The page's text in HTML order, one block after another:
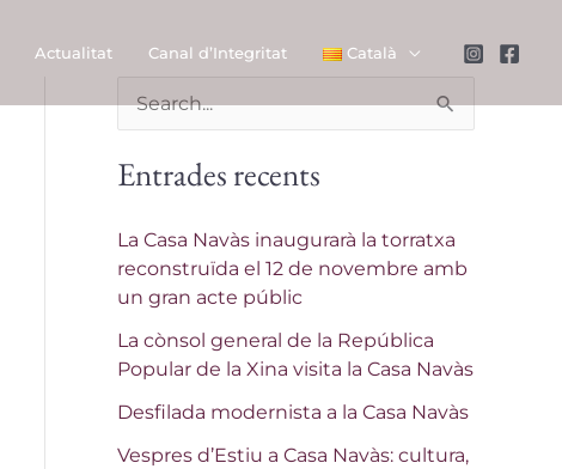
Actualitat Canal d’Integritat Català
C
r
a
:
Entrades recents
La Casa Navàs inaugurarà la torratxa
reconstruïda el 12 de novembre amb
un gran acte públic
La cònsol general de la República
Popular de la Xina visita la Casa Navàs
Desfilada modernista a la Casa Navàs
Vespres d’Estiu a Casa Navàs: cultura,